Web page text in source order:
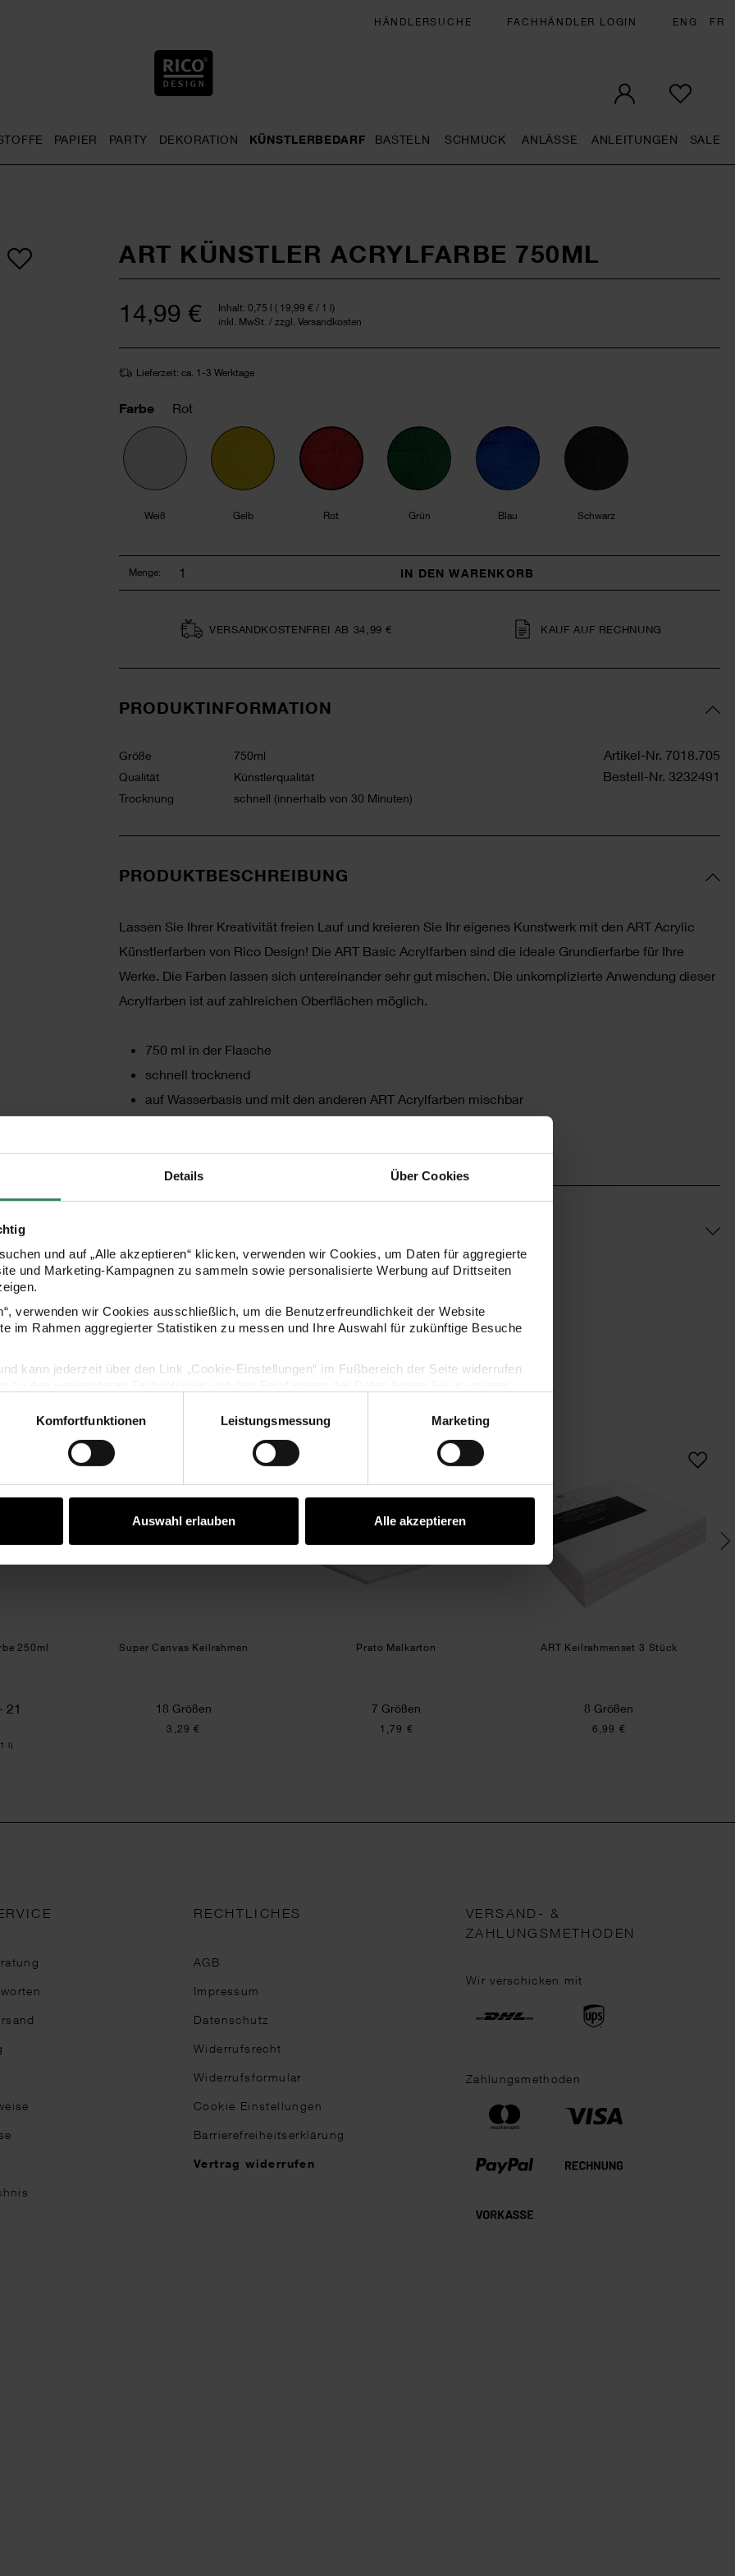
Details Über Cookies
und auf „Alle akzeptieren“ klicken, verwenden wir Cookies, um Daten für aggregierte
und Marketing-Kampagnen zu sammeln sowie personalisierte Werbung auf Drittseiten
verwenden wir Cookies ausschließlich, um die Benutzerfreundlichkeit der Website
im Rahmen aggregierter Statistiken zu messen und Ihre Auswahl für zukünftige Besuche
kann jederzeit über den Link „Cookie-Einstellungen“ im Fußbereich der Seite widerrufen
Vertrag widerrufen
Komfortfunktionen Leistungsmessung Marketing
Auswahl erlauben Alle akzeptieren
HÄNDLERSUCHE FACHHÄNDLER LOGIN ENG FR
PAPIER PARTY DEKORATION KÜNSTLERBEDARF BASTELN SCHMUCK ANLÄSSE ANLEITUNGEN SALE
ART KÜNSTLER ACRYLFARBE 750ML
14,99 € Inhalt: 0,75 l ( 19,99 € / 1 l)
inkl. MwSt. / zzgl. Versandkosten
Lieferzeit: ca. 1-3 Werktage
Farbe Rot
Weiß Gelb Rot Grün Blau Schwarz
Menge: IN DEN WARENKORB
VERSAND­KOSTEN­FREI AB 34,99 € KAUF AUF RECHNUNG
PRODUKTINFORMATION
Größe
750ml
Qualität
Künstlerqualität
Trocknung
schnell (innerhalb von 30 Minuten)
Artikel-Nr. 7018.705
Bestell-Nr. 3232491
PRODUKTBESCHREIBUNG
Lassen Sie Ihrer Kreativität freien Lauf und kreieren Sie Ihr eigenes Kunstwerk mit den ART Acrylic
Künstlerfarben von Rico Design! Die ART Basic Acrylfarben sind die ideale Grundierfarbe für Ihre
Werke. Die Farben lassen sich untereinander sehr gut mischen. Die unkomplizierte Anwendung dieser
Acrylfarben ist auf zahlreichen Oberflächen möglich.
750 ml in der Flasche
schnell trocknend
auf Wasserbasis und mit den anderen ART Acrylfarben mischbar
KAUFEMPFEHLUNG
Künstler Acrylfarbe 250ml
250ml
21
l)
Super Canvas Keilrahmen
Super Canvas Keilrahmen
18 Größen
3,29 €
Prato Malkarton
Prato Malkarton
7 Größen
1,79 €
ART Keilrahmenset 3 Stück
8 Größen
6,99 €
RECHTLICHES
AGB
Impressum
Datenschutz
Widerrufsrecht
Widerrufsformular
Cookie Einstellungen
Barrierefreiheitserklärung
Vertrag widerrufen
VERSAND- &
ZAHLUNGSMETHODEN
Wir verschicken mit
Zahlungsmethoden